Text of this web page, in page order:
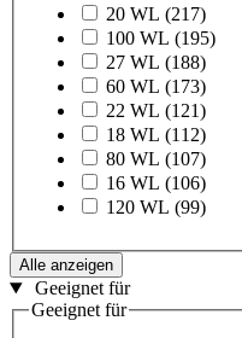
20 WL (217)
100 WL (195)
27 WL (188)
60 WL (173)
22 WL (121)
18 WL (112)
80 WL (107)
16 WL (106)
120 WL (99)
Alle anzeigen
Geeignet für
Geeignet für